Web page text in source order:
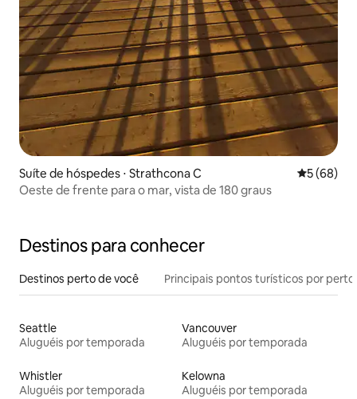
Suíte de hóspedes ⋅ Strathcona C 5 de uma
5 (68)
Oeste de frente para o mar, vista de 180 graus
Destinos para conhecer
Destinos perto de você Principais pontos turísticos por perto
Seattle
Aluguéis por temporada
Vancouver
Aluguéis por temporada
Whistler
Aluguéis por temporada
Kelowna
Aluguéis por temporada